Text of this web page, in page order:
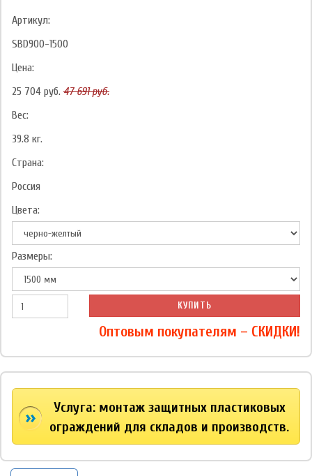
Артикул:
SBD900-1500
Цена:
25 704 руб. 47 691руб.
Вес:
39.8 кг.
Страна:
Россия
Цвета:
Размеры:
КУПИТЬ
Оптовым покупателям – СКИДКИ!
Услуга: монтаж защитных пластиковых
ограждений для складов и производств.